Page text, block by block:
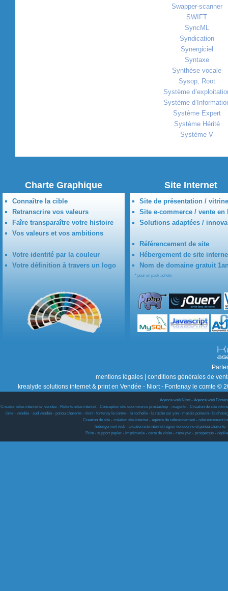
Swapper-scanner
SWIFT
SyncML
Syndication
Synergiciel
Syntaxe
Synthèse vocale
Sysop, Root
Système
Système
Système Expert
Système Hérité
Système V
Charte Graphique
Connaître la cible
Retranscrire vos valeurs
Faîre transparaître votre histoire
Vos valeurs et vos ambitions
Votre identité par la couleur
Votre définition à travers un logo
Site Internet
Site de présentation /
Site e-commerce / vente en
Solutions adaptées /
Référencement de site
Hébergement de site
Nom de domaine gratuit
* pour un pack acheté
mentions légales | conditions générales de
krealyde solutions internet & print en Vendée - Niort - Fontenay le comte ©
Agence web Niort - Agence web
Création sites internet en vendée - Refonte sites internet - Conception site ecommerce prestashop - magento - Création de site
loire - vendée - sud vendée - poitou charente - niort - fontenay le comte - la rochelle - la roche sur yon - marais poitevin - la
Creation de site - création site internet - agence de referencement - referencement
hébergement web - creation site internet région vendéenne et poitou
Print - support papier - imprimerie - carte de visite - carte pvc - prospectus -